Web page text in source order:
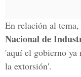
En relación al
Nacional de
'aquí el gobierno ya
la extorsión'.